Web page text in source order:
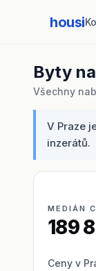
housi
Byty
Všechny
V Praze
inzerátů.
MEDIÁN
189
Ceny v